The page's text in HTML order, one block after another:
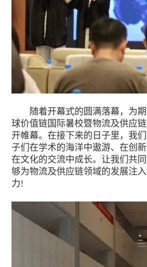
随着开幕式的圆满落幕，为期
球价值链国际暑校暨物流及供应
开帷幕。在接下来的日子里，我
子们在学术的海洋中遨游、在创新
在文化的交流中成长。让我们共
够为物流及供应链领域的发展注
力!